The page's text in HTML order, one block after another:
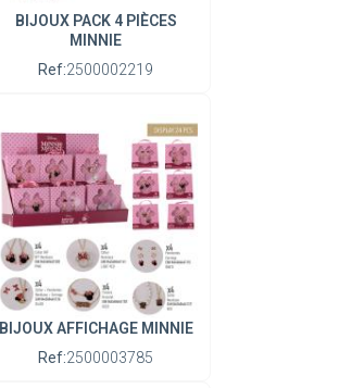
BIJOUX PACK 4 PIÈCES
MINNIE
Ref:2500002219
BIJOUX AFFICHAGE MINNIE
Ref:2500003785